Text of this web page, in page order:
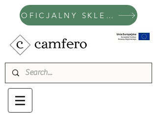
OFICJALNY SKLEP CAMFERO